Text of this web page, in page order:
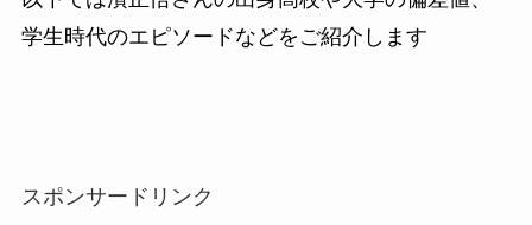
学生時代のエピソードなどをご紹介します
スポンサードリンク